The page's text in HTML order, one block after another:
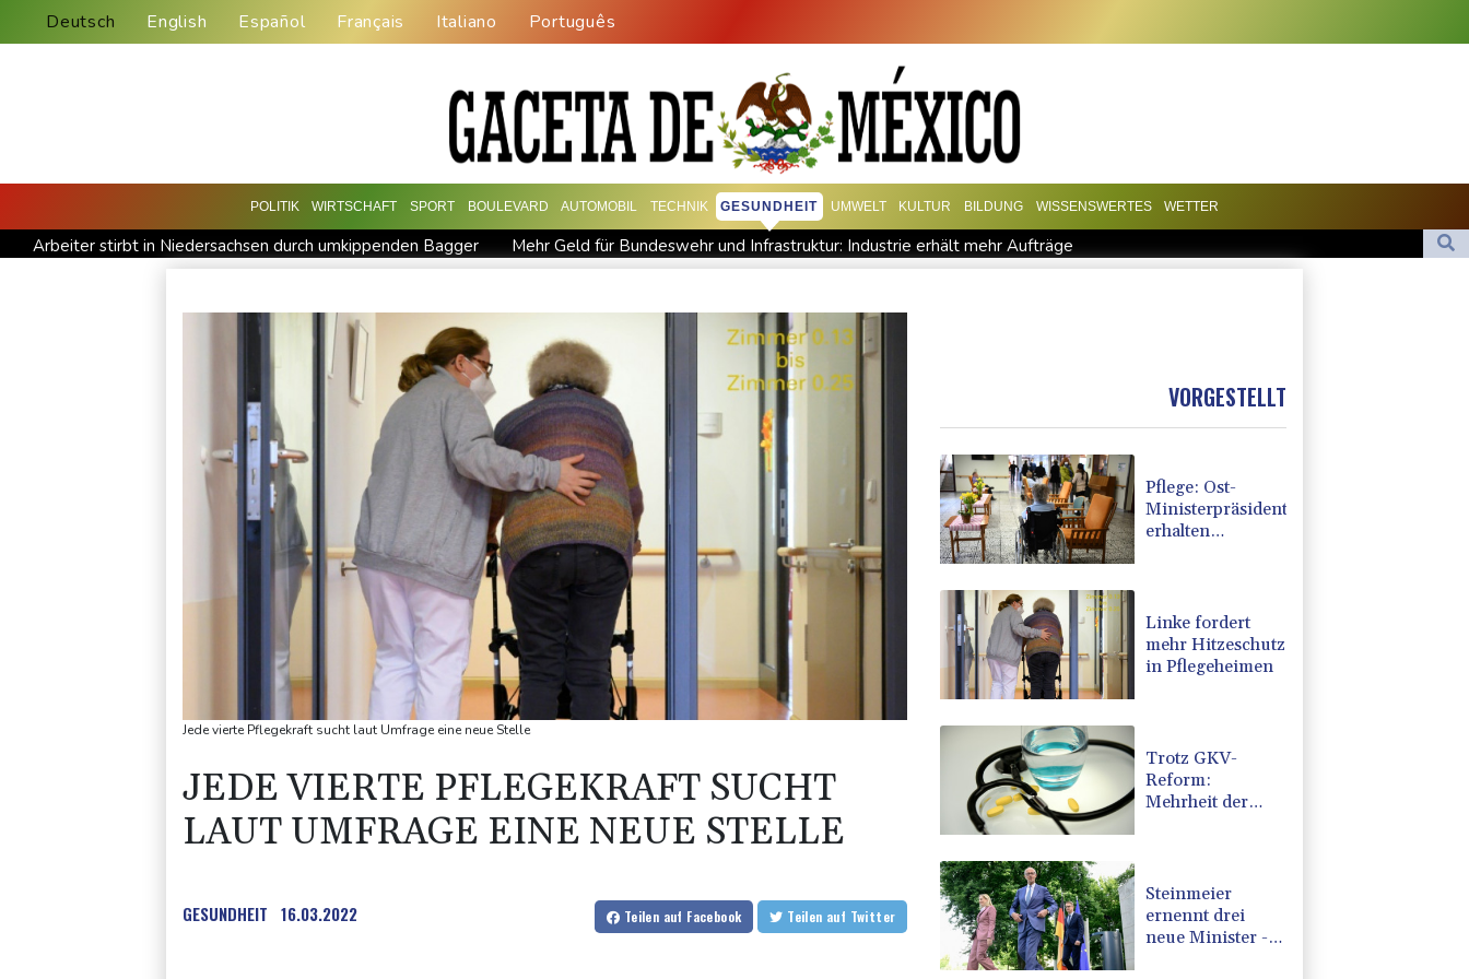
Deutsch English Español Français Italiano Português
POLITIK WIRTSCHAFT SPORT BOULEVARD AUTOMOBIL TECHNIK GESUNDHEIT UMWELT KULTUR BILDUNG WISSENSWERTES WETTER
Arbeiter stirbt in Niedersachsen durch umkippenden Bagger
Mehr Geld für Bundeswehr und Infrastruktur: Industrie erhält mehr Aufträge
Studie: Klimawandel verdoppelt Wahrscheinlichkeit für Waldbrände in Kanada
Niedersachsen: Splittergranate aus Zweitem Weltkrieg in Einfamilienhaus entdeckt
Commerzbank meldet Rekordergebnis - Gespräche mit Unicredit stehen an
Coup für Köln: Hendrich kehrt in die Bundesliga zurück
Kokain in Lutschern: 68-Jähriger bei Schmuggelversuch in Düsseldorf ertappt
"Infanti-No Go": Pressestimmen zum Verbleib des FIFA-Chefs
Jede vierte Pflegekraft sucht laut Umfrage eine neue Stelle
JEDE VIERTE PFLEGEKRAFT SUCHT
LAUT UMFRAGE EINE NEUE STELLE
GESUNDHEIT 16.03.2022 Teilen auf Facebook Teilen auf Twitter
VORGESTELLT
Pflege: Ost-
Ministerpräsidenten
erhalten
Linke fordert
mehr Hitzeschutz
in Pflegeheimen
Trotz GKV-
Reform:
Mehrheit der
Steinmeier
ernennt drei
neue Minister -